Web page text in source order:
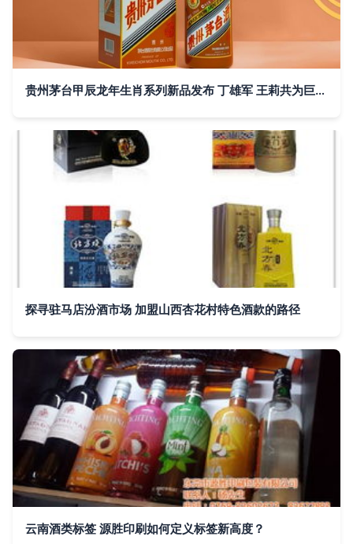
贵州茅台甲辰龙年生肖系列新品发布 丁雄军 王莉共为巨龙“点睛”
探寻驻马店汾酒市场 加盟山西杏花村特色酒款的路径
云南酒类标签 源胜印刷如何定义标签新高度？